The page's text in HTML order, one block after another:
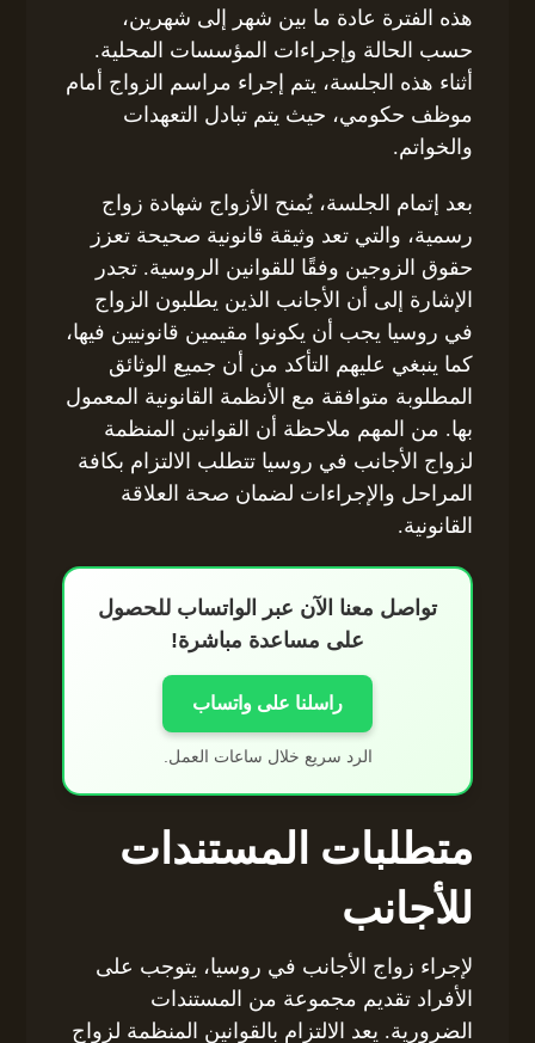
هذه الفترة عادة ما بين شهر إلى شهرين،
حسب الحالة وإجراءات المؤسسات المحلية.
أثناء هذه الجلسة، يتم إجراء مراسم الزواج أمام
موظف حكومي، حيث يتم تبادل التعهدات
والخواتم.
بعد إتمام الجلسة، يُمنح الأزواج شهادة زواج
رسمية، والتي تعد وثيقة قانونية صحيحة تعزز
حقوق الزوجين وفقًا للقوانين الروسية. تجدر
الإشارة إلى أن الأجانب الذين يطلبون الزواج
في روسيا يجب أن يكونوا مقيمين قانونيين فيها،
كما ينبغي عليهم التأكد من أن جميع الوثائق
المطلوبة متوافقة مع الأنظمة القانونية المعمول
بها. من المهم ملاحظة أن القوانين المنظمة
لزواج الأجانب في روسيا تتطلب الالتزام بكافة
المراحل والإجراءات لضمان صحة العلاقة
القانونية.
تواصل معنا الآن عبر الواتساب للحصول
على مساعدة مباشرة!
راسلنا على واتساب
الرد سريع خلال ساعات العمل.
متطلبات المستندات
للأجانب
لإجراء زواج الأجانب في روسيا، يتوجب على
الأفراد تقديم مجموعة من المستندات
الضرورية. يعد الالتزام بالقوانين المنظمة لزواج